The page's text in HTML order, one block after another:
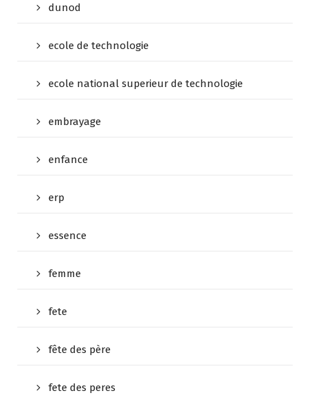
dunod
ecole de technologie
ecole national superieur de technologie
embrayage
enfance
erp
essence
femme
fete
fête des père
fete des peres